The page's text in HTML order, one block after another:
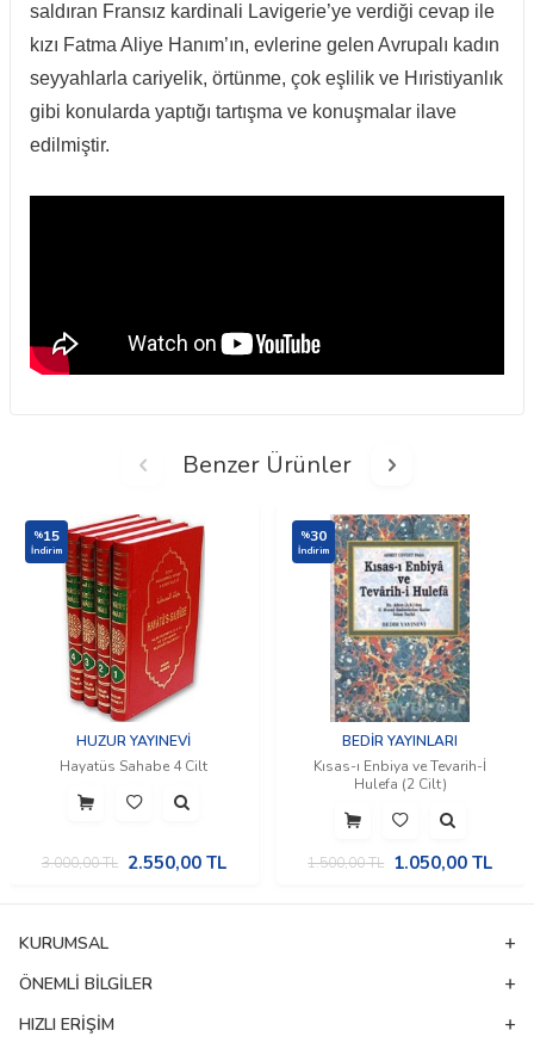
saldıran Fransız kardinali Lavigerie’ye verdiği cevap ile
kızı Fatma Aliye Hanım’ın, evlerine gelen Avrupalı kadın
seyyahlarla cariyelik, örtünme, çok eşlilik ve Hıristiyanlık
gibi konularda yaptığı tartışma ve konuşmalar ilave
edilmiştir.
Benzer Ürünler
%15
İndirim
HUZUR YAYINEVİ
Hayatüs Sahabe 4 Cilt
3.000,00TL 2.550,00TL
%30
İndirim
BEDİR YAYINLARI
Kısas-ı Enbiya ve Tevarih-İ
Hulefa (2 Cilt)
1.500,00TL 1.050,00 TL
KURUMSAL
ÖNEMLI BILGILER
HIZLI ERIŞIM